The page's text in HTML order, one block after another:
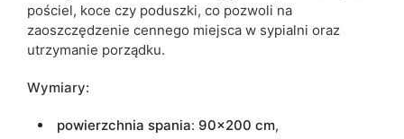
pościel, koce czy poduszki, co pozwoli na
zaoszczędzenie cennego miejsca w sypialni oraz
utrzymanie porządku.
Wymiary:
powierzchnia spania: 90x200 cm,